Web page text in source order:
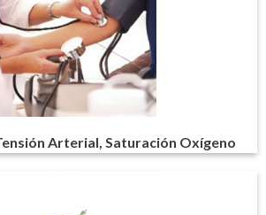
Arterial, Saturación Oxígeno